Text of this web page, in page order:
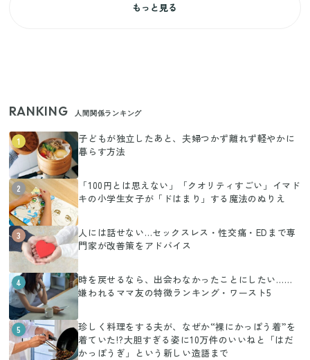
もっと見る
RANKING 人間関係ランキング
1
子どもが独立したあと、夫婦つかず離れず軽やかに
暮らす方法
2
「100円とは思えない」「クオリティすごい」イマド
キの小学生女子が「ドはまり」する魔法のぬりえ
3
人には話せない…セックスレス・性交痛・EDまで専
門家が改善策をアドバイス
4
時を戻せるなら、出会わなかったことにしたい……
嫌われるママ友の特徴ランキング・ワースト5
5
珍しく料理をする夫が、なぜか“裸にかっぽう着”を
着ていた!?大胆すぎる姿に10万件のいいねと「はだ
かっぽうぎ」という新しい造語まで